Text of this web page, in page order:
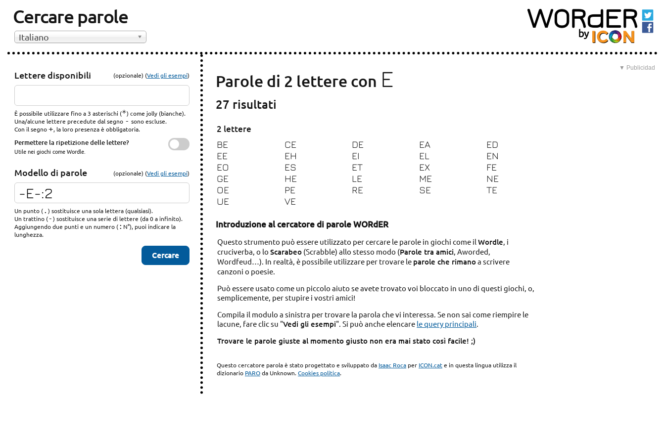
Cercare parole
Italiano
Lettere disponibili (opzionale) (Vedi gli esempi)
È possibile utilizzare fino a 3 asterischi (*) come jolly (bianche).
Una/alcune lettere precedute dal segno - sono escluse.
Con il segno+, la loro presenza è obbligatoria.
Permettere la ripetizione delle lettere?
Utile nei giochi come Wordle.
Modello di parole (opzionale) (Vedi gli esempi)
Un punto (.) sostituisce una sola lettera (qualsiasi).
Un trattino (-) sostituisce una serie di lettere (da 0 a infinito).
Aggiungendo due punti e un numero (: N°), puoi indicare la
lunghezza.
▼ Publicidad
Parole di 2 lettere con E
27 risultati
2 lettere
BE
CE DE EA
ED
EE
EH EI EL
EN
EO
ES ET EX
FE
GE
HE LE ME
NE
OE
PE RE SE
TE
UE
VE
Introduzione al cercatore di parole WORdER
Questo strumento può essere utilizzato per cercare le parole in giochi come ilWordle, i
cruciverba, o loScarabeo (Scrabble) allo stesso modo (Parole tra amici, Aworded,
Wordfeud…). In realtà, è possibile utilizzare per trovare le parole che rimanoa scrivere
canzoni o poesie.
Può essere usato come un piccolo aiuto se avete trovato voi bloccato in uno di questi giochi, o,
semplicemente, per stupire i vostri amici!
Compila il modulo a sinistra per trovare la parola che vi interessa. Se non sai come riempire le
lacune, fare clic su "Vedi gli esempi". Si può anche elencare le query principali
Trovare le parole giuste al momento giusto non era mai stato così facile! ;)
Questo cercatore parola è stato progettato e sviluppato da Isaac Roca per ICON.cate in questa lingua utilizza il
dizionario PAROda Unknown.Cookies politica.